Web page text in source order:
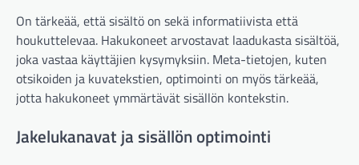
On tärkeää, että sisältö on sekä informatiivista että
houkuttelevaa. Hakukoneet arvostavat laadukasta sisältöä,
joka vastaa käyttäjien kysymyksiin. Meta-tietojen, kuten
otsikoiden ja kuvatekstien, optimointi on myös tärkeää,
jotta hakukoneet ymmärtävät sisällön kontekstin.
Jakelukanavat ja sisällön optimointi